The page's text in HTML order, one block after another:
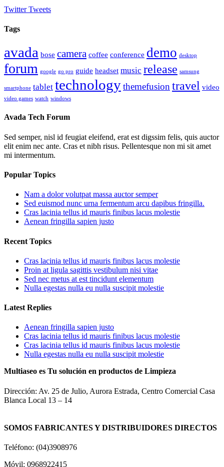
Twitter Tweets
Tags
avada bose camera coffee conference demo desktop
forum google go pro guide headset music release samsung
smartphone tablet technologythemefusiontravel video
video games watch windows
Avada Tech Forum
Sed semper, nisl id feugiat eleifend, erat est digssim felis, quis auctor
elit enim nec ante. Cras et nibh risus. Pellentesque non mi sit amet
mi intermentum.
Popular Topics
Nam a dolor volutpat massa auctor semper
Sed euismod nunc urna fermentum arcu dapibus fringilla.
Cras lacinia tellus id mauris finibus lacus molestie
Aenean fringilla sapien justo
Recent Topics
Cras lacinia tellus id mauris finibus lacus molestie
Proin at ligula sagittis vestibulum nisi vitae
Sed nec metus at est tincidunt elementum
Nulla egestas nulla eu nulla suscipit molestie
Latest Replies
Aenean fringilla sapien justo
Cras lacinia tellus id mauris finibus lacus molestie
Cras lacinia tellus id mauris finibus lacus molestie
Nulla egestas nulla eu nulla suscipit molestie
Multiaseo es Tu solución en productos de Limpieza
Dirección: Av. 25 de Julio, Aurora Estrada, Centro Comercial Casa
Blanca Local 13 – 14
SOMOS FABRICANTES Y DISTRIBUIDORES DIRECTOS
Teléfono: (04)3908976
Móvil: 0968922415